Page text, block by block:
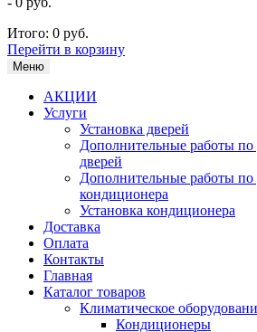
Итого: 0 руб.
Перейти в корзину
Меню
АКЦИИ
Услуги
Установка дверей
Дополнительные работы по
дверей
Дополнительные работы по
кондиционера
Установка кондиционера
Доставка
Оплата
Контакты
Главная
Каталог товаров
Климатическое
Кондиционеры